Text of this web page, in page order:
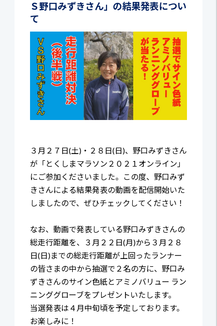
Ｓ野口みずきさん」の結果発表につい
て
３月２７日(土)・２８日(日)、野口みずきさん
が「とくしまマラソン２０２１オンライン」
にご参加くださいました。この度、野口みず
きさんによる結果発表の動画を配信開始いた
しましたので、ぜひチェックしてください！
なお、動画で発表している野口みずきさんの
総走行距離を、３月２２日(月)から３月２８
日(日)までの総走行距離が上回ったランナー
の皆さまの中から抽選で２名の方に、野口み
ずきさんのサイン色紙とアミノバリュー ラン
ニンググローブをプレゼントいたします。
当選発表は４月中旬頃を予定しております。
お楽しみに！